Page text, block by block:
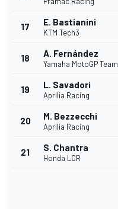
17 E. Bastianini
KTM Tech3
18 A. Fernández
Yamaha MotoGP Team
19 L. Savadori
Aprilia Racing
20 M. Bezzecchi
Aprilia Racing
21 S. Chantra
Honda LCR